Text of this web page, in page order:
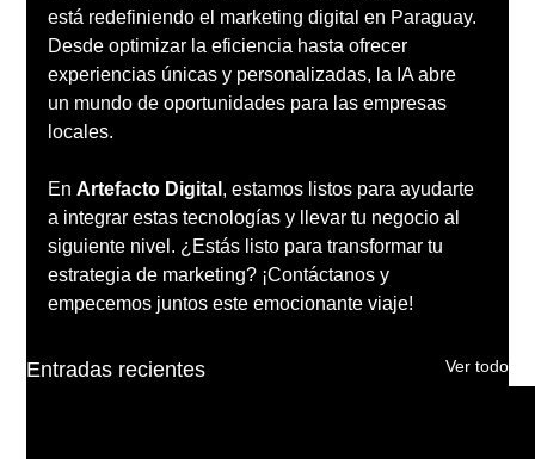
está redefiniendo el marketing digital en Paraguay.
Desde optimizar la eficiencia hasta ofrecer
experiencias únicas y personalizadas, la IA abre
un mundo de oportunidades para las empresas
locales.
En Artefacto Digital , estamos listos para ayudarte
a integrar estas tecnologías y llevar tu negocio al
siguiente nivel. ¿Estás listo para transformar tu
estrategia de marketing? ¡Contáctanos y
empecemos juntos este emocionante viaje!
Entradas recientes Ver todo